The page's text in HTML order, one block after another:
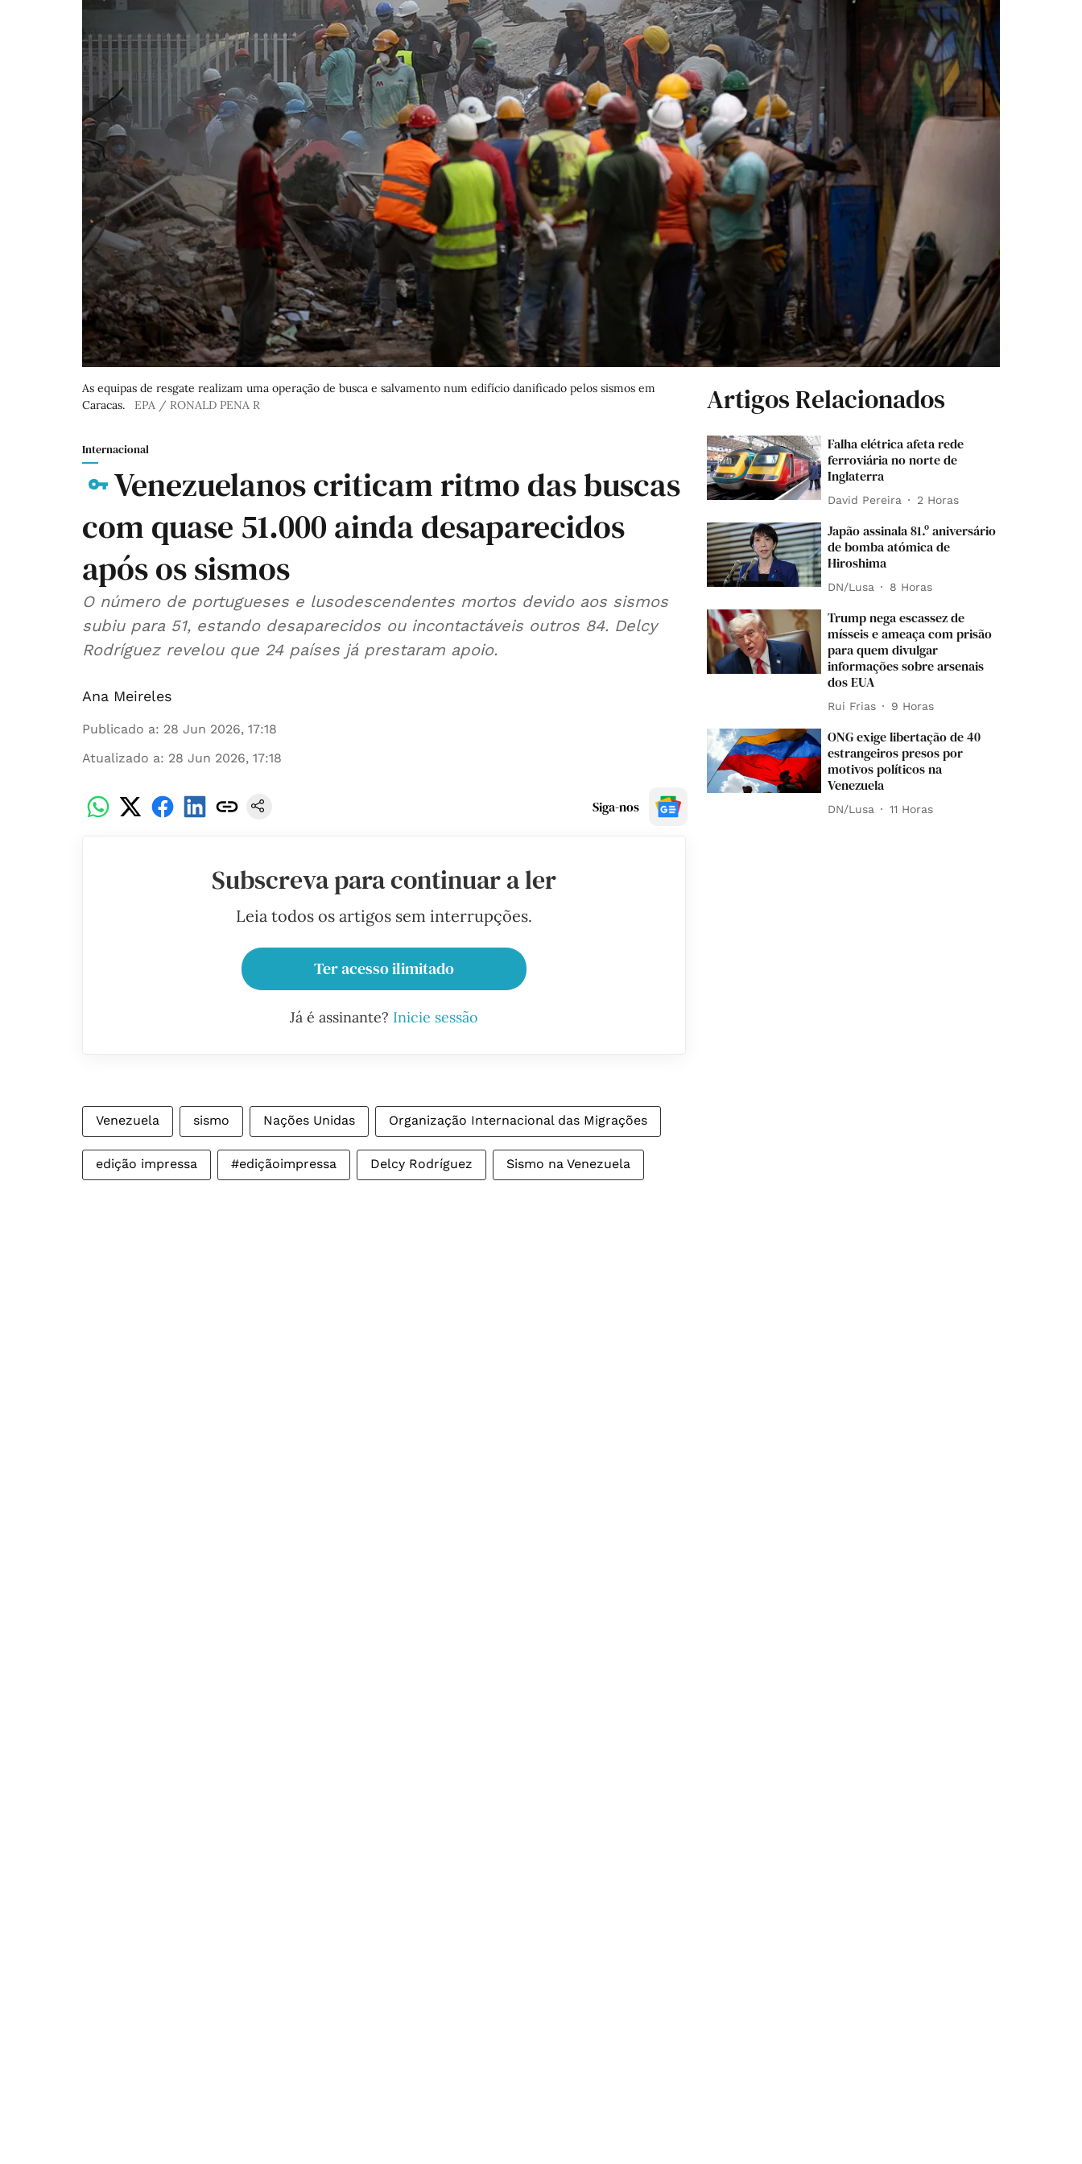
As equipas de resgate realizam uma operação de busca e salvamento num edifício danificado pelos sismos em
Caracas.
EPA / RONALD PENA R
Internacional
Venezuelanos criticam ritmo das buscas
com quase 51.000 ainda desaparecidos
após os sismos
O número de portugueses e lusodescendentes mortos devido aos sismos
subiu para 51, estando desaparecidos ou incontactáveis outros 84. Delcy
Rodríguez revelou que 24 países já prestaram apoio.
Ana Meireles
Publicado a: 28 Jun 2026, 17:18
Atualizado a: 28 Jun 2026, 17:18
Siga-nos
Subscreva para continuar a ler
Leia todos os artigos sem interrupções.
Ter acesso ilimitado
Já é assinante? Inicie sessão
Venezuela sismo Nações Unidas Organização Internacional das Migrações
edição impressa #ediçãoimpressa Delcy Rodríguez Sismo na Venezuela
Artigos Relacionados
Falha elétrica afeta rede
ferroviária no norte de
Inglaterra
David Pereira 2 Horas
Japão assinala 81.º aniversário
de bomba atómica de
Hiroshima
DN/Lusa 8 Horas
Trump nega escassez de
mísseis e ameaça com prisão
para quem divulgar
informações sobre arsenais
dos EUA
Rui Frias 9 Horas
ONG exige libertação de 40
estrangeiros presos por
motivos políticos na
Venezuela
DN/Lusa 11 Horas